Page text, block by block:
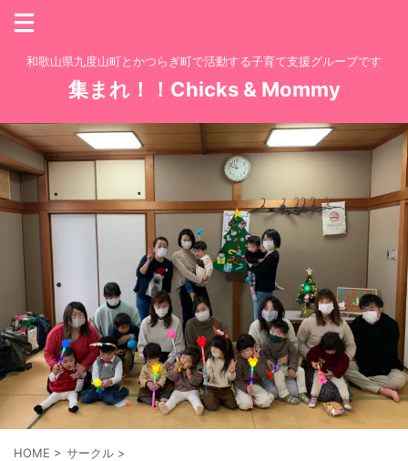
和歌山県九度山町とかつらぎ町で活動する子育て支援グループです
集まれ！！Chicks & Mommy
HOME > サークル >